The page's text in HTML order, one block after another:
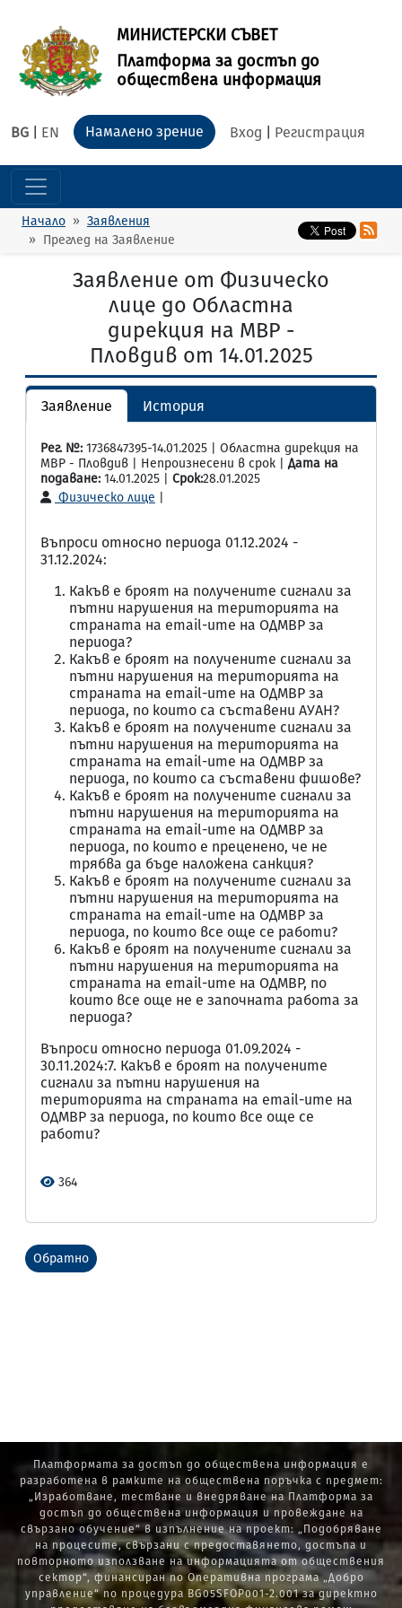
МИНИСТЕРСКИ СЪВЕТ
Платформа за достъп до
обществена информация
BG EN Вход Регистрация
Намалено зрение
Начало
Заявления
Преглед на Заявление
Заявление от Физическо
лице до Областна
дирекция на МВР -
Пловдив от 14.01.2025
Заявление История
Рег. №: 1736847395-14.01.2025 | Областна дирекция на
МВР - Пловдив | Непроизнесени в срок | Дата на
подаване: 14.01.2025 | Срок:28.01.2025
Физическо лице
Въпроси относно периода 01.12.2024 -
31.12.2024:
Какъв е броят на получените сигнали за
пътни нарушения на територията на
страната на email-ите на ОДМВР за
периода?
Какъв е броят на получените сигнали за
пътни нарушения на територията на
страната на email-ите на ОДМВР за
периода, по които са съставени АУАН?
Какъв е броят на получените сигнали за
пътни нарушения на територията на
страната на email-ите на ОДМВР за
периода, по които са съставени фишове?
Какъв е броят на получените сигнали за
пътни нарушения на територията на
страната на email-ите на ОДМВР за
периода, по които е преценено, че не
трябва да бъде наложена санкция?
Какъв е броят на получените сигнали за
пътни нарушения на територията на
страната на email-ите на ОДМВР за
периода, по които все още се работи?
Какъв е броят на получените сигнали за
пътни нарушения на територията на
страната на email-ите на ОДМВР, по
които все още не е започната работа за
периода?
Въпроси относно периода 01.09.2024 -
30.11.2024:7. Какъв е броят на получените
сигнали за пътни нарушения на
територията на страната на email-ите на
ОДМВР за периода, по които все още се
работи?
364
Обратно
Платформата за достъп до обществена информация е
разработена в рамките на обществена поръчка с предмет:
„Изработване, тестване и внедряване на Платформа за
достъп до обществена информация и провеждане на
свързано обучение“ в изпълнение на проект: „Подобряване
на процесите, свързани с предоставянето, достъпа и
повторното използване на информацията от обществения
сектор“, финансиран по Оперативна програма „Добро
управление“ по процедура BG05SFOP001-2.001 за директно